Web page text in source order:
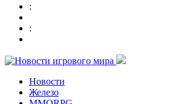
:
:
Новости
Железо